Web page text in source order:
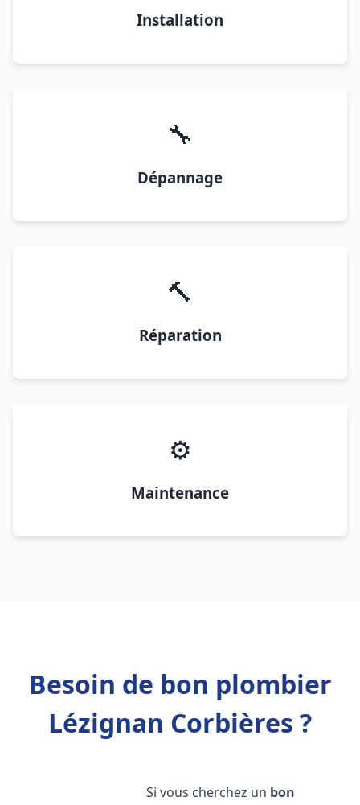
Installation
🔧
Dépannage
🔨
Réparation
⚙️
Maintenance
Besoin de bon plombier
Lézignan Corbières ?
Si vous cherchez un bon